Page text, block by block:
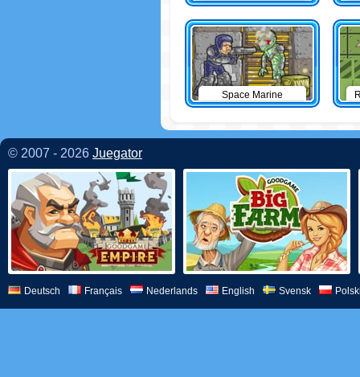
Space Marine
© 2007 - 2026 Juegator
Deutsch Français Nederlands English Svensk